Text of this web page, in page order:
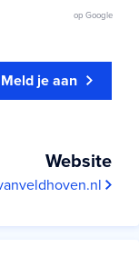
op Google
Meld je aan
Website